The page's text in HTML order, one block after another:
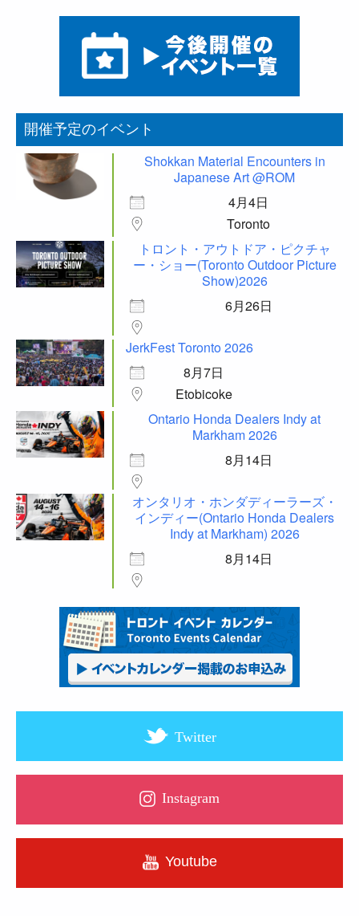
開催予定のイベント
Shokkan Material Encounters in
Japanese Art @ROM
4月4日
Toronto
トロント・アウトドア・ピクチャ
ー・ショー(Toronto Outdoor Picture
Show)2026
6月26日
JerkFest Toronto 2026
8月7日
Etobicoke
Ontario Honda Dealers Indy at
Markham 2026
8月14日
オンタリオ・ホンダディーラーズ・
インディー(Ontario Honda Dealers
Indy at Markham) 2026
8月14日
Twitter
Instagram
Youtube